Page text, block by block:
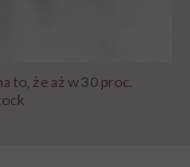
to, że aż w 30 proc.